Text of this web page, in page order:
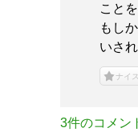
こと
もし
いさ
ナイス
3件のコメン